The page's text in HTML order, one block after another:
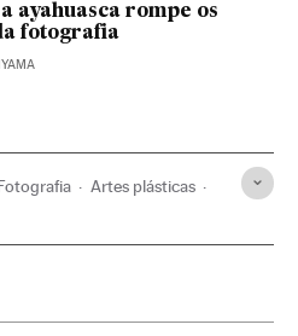
ayahuasca rompe os
fotografia
Artes plásticas